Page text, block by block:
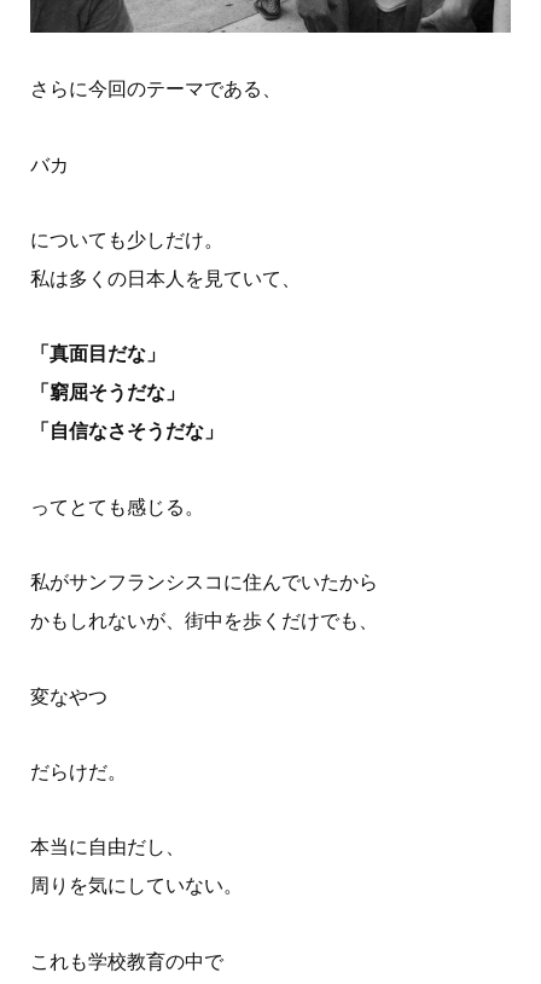
さらに今回のテーマである、
バカ
についても少しだけ。
私は多くの日本人を見ていて、
「真面目だな」
「窮屈そうだな」
「自信なさそうだな」
ってとても感じる。
私がサンフランシスコに住んでいたから
かもしれないが、街中を歩くだけでも、
変なやつ
だらけだ。
本当に自由だし、
周りを気にしていない。
これも学校教育の中で